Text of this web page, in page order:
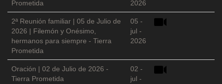
Prometida
2026
2ª Reunión familiar | 05 de Julio de
2026 | Filemón y Onésimo,
hermanos para siempre - Tierra
Prometida
05 -
jul -
2026
Oración | 02 de Julio de 2026 -
Tierra Prometida
02 -
jul -